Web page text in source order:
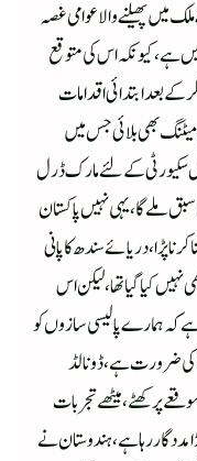
ملک میں پھیلنے والا عوامی غصہ
ہے، کیونکہ اس کی متوقع
بعد ابتدائی اقدامات
بھی بلائی جس میں
کے لئے مارک ڈرل
سبق ملے گا،یہی نہیں پاکستان
کرنا پڑا،دریائے سندھ کا پانی
گیا جو 1965 اور 1971 میں بھی نہیں کیا گیا تھا،لیکن اس
کہ ہمارے پالیسی سازوں کو
ضرورت ہے،ڈونالڈ
پر کھٹے،میٹھے تجربات
رہا ہے،ہندوستان نے